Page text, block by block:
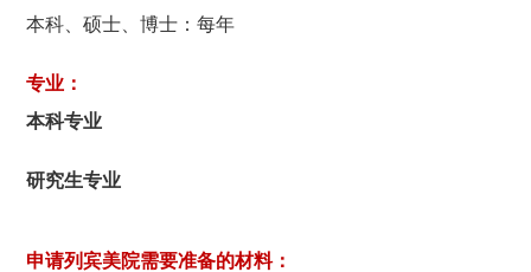
本科、硕士、博士：每年
专业：
本科专业
研究生专业
申请列宾美院需要准备的材料：